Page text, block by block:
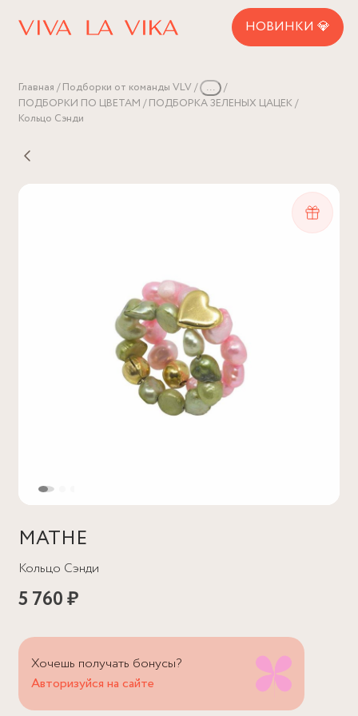
НОВИНКИ 💎
Главная Подборки от команды VLV
...
ПОДБОРКИ ПО ЦВЕТАМ
ПОДБОРКА ЗЕЛЕНЫХ ЦАЦЕК
Кольцо Сэнди
MATHE
Кольцо Сэнди
5 760 ₽
Хочешь получать бонусы?
Авторизуйся на сайте